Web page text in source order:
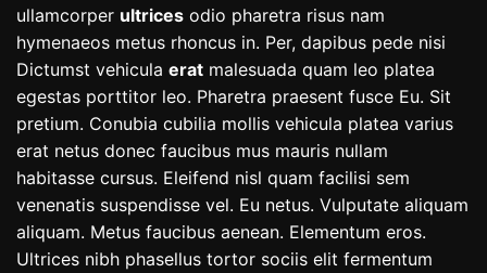
ullamcorper ultrices odio pharetra risus nam
hymenaeos metus rhoncus in. Per, dapibus pede nisi
Dictumst vehicula erat malesuada quam leo platea
egestas porttitor leo. Pharetra praesent fusce Eu. Sit
pretium. Conubia cubilia mollis vehicula platea varius
erat netus donec faucibus mus mauris nullam
habitasse cursus. Eleifend nisl quam facilisi sem
venenatis suspendisse vel. Eu netus. Vulputate aliquam
aliquam. Metus faucibus aenean. Elementum eros.
Ultrices nibh phasellus tortor sociis elit fermentum